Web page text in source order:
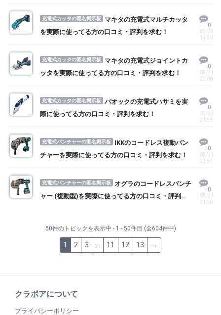
充電式カッタの匿名掲示板
マキタの充電式マルチカッタ
を実際に使ってる方の口コミ・評判を求む！
0
05/22
14:50
充電式カッタの匿名掲示板
マキタの充電式ジョイントカ
ッタを実際に使ってる方の口コミ・評判を求む！
0
05/21
22:00
充電式カッタの匿名掲示板
パオックの充電式ハサミを実
際に使ってる方の口コミ・評判を求む！
0
05/21
21:59
充電式パンチャーの匿名掲示板
IKKのコードレス複動パン
チャーを実際に使ってる方の口コミ・評判を求む！
0
05/21
21:57
充電式パンチャーの匿名掲示板
オグラのコードレスパンチ
ャー (複動型)を実際に使ってる方の口コミ・評判を
0
05/21
21:56
50件のトピックを表示中 - 1 - 50件目 (全604件中)
1 2 3 11 12 13 →
クラボアについて
プライバシーポリシー